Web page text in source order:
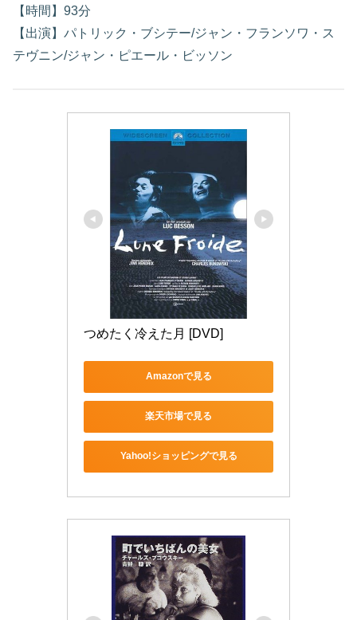
【時間】93分
【出演】パトリック・ブシテー/ジャン・フランソワ・ス
テヴニン/ジャン・ピエール・ビッソン
つめたく冷えた月 [DVD]
Amazonで見る
楽天市場で見る
Yahoo!ショッピングで見る